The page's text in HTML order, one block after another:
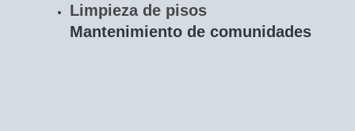
Limpieza de pisos
Mantenimiento de comunidades